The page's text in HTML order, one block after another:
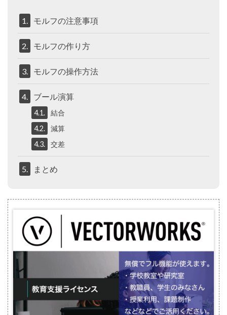
1. モルフの注意事項
2. モルフの作り方
3. モルフの操作方法
4. ブール演算
4.1.
結合
4.2.
減算
4.3.
交差
5. まとめ